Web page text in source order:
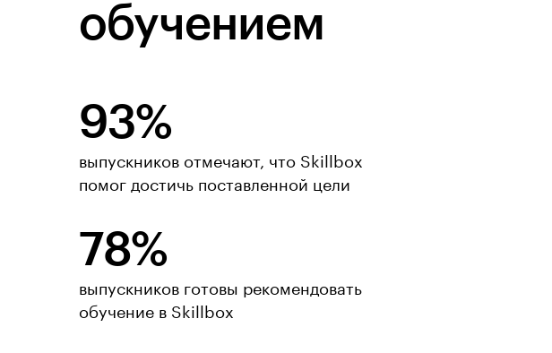
обучением
93%
выпускников отмечают, что Skillbox
помог достичь поставленной цели
78%
выпускников готовы рекомендовать
обучение в Skillbox
4,8
490 оценок